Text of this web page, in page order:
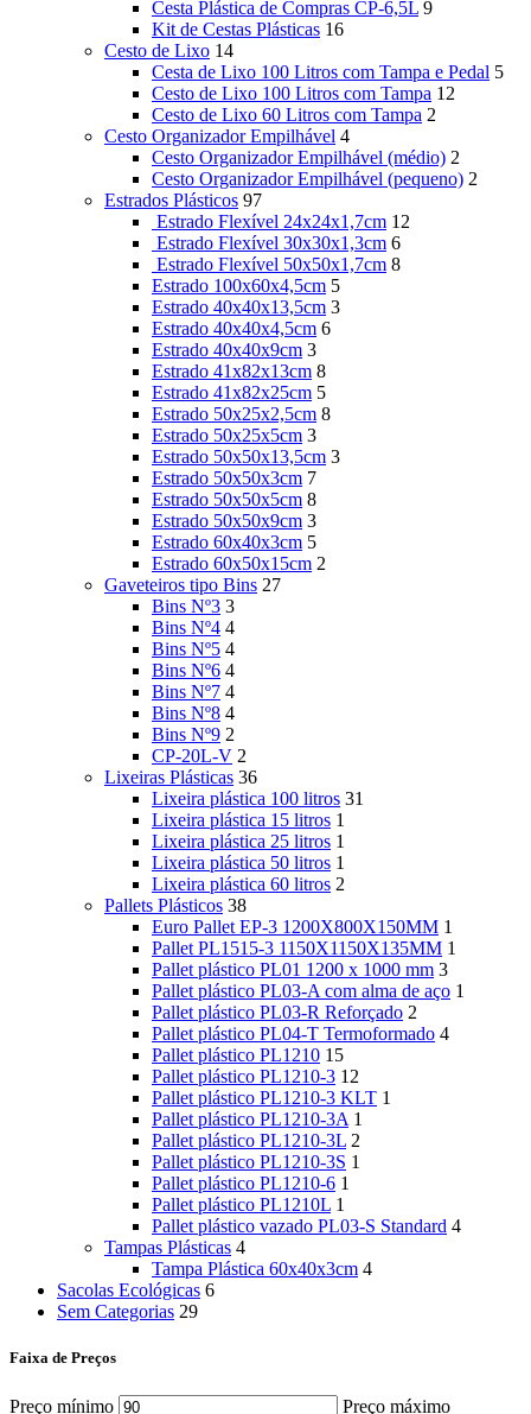
Cesta Plástica de Compras CP-6,5L 9
Kit de Cestas Plásticas 16
Cesto de Lixo 14
Cesta de Lixo 100 Litros com Tampa e Pedal 5
Cesto de Lixo 100 Litros com Tampa 12
Cesto de Lixo 60 Litros com Tampa 2
Cesto Organizador Empilhável 4
Cesto Organizador Empilhável (médio) 2
Cesto Organizador Empilhável (pequeno) 2
Estrados Plásticos 97
Estrado Flexível 24x24x1,7cm 12
Estrado Flexível 30x30x1,3cm 6
Estrado Flexível 50x50x1,7cm 8
Estrado 100x60x4,5cm 5
Estrado 40x40x13,5cm 3
Estrado 40x40x4,5cm 6
Estrado 40x40x9cm 3
Estrado 41x82x13cm 8
Estrado 41x82x25cm 5
Estrado 50x25x2,5cm 8
Estrado 50x25x5cm 3
Estrado 50x50x13,5cm 3
Estrado 50x50x3cm 7
Estrado 50x50x5cm 8
Estrado 50x50x9cm 3
Estrado 60x40x3cm 5
Estrado 60x50x15cm 2
Gaveteiros tipo Bins 27
Bins Nº3 3
Bins Nº4 4
Bins Nº5 4
Bins Nº6 4
Bins Nº7 4
Bins Nº8 4
Bins Nº9 2
CP-20L-V 2
Lixeiras Plásticas 36
Lixeira plástica 100 litros 31
Lixeira plástica 15 litros 1
Lixeira plástica 25 litros 1
Lixeira plástica 50 litros 1
Lixeira plástica 60 litros 2
Pallets Plásticos 38
Euro Pallet EP-3 1200X800X150MM 1
Pallet PL1515-3 1150X1150X135MM 1
Pallet plástico PL01 1200 x 1000 mm 3
Pallet plástico PL03-A com alma de aço 1
Pallet plástico PL03-R Reforçado 2
Pallet plástico PL04-T Termoformado 4
Pallet plástico PL1210 15
Pallet plástico PL1210-3 12
Pallet plástico PL1210-3 KLT 1
Pallet plástico PL1210-3A 1
Pallet plástico PL1210-3L 2
Pallet plástico PL1210-3S 1
Pallet plástico PL1210-6 1
Pallet plástico PL1210L 1
Pallet plástico vazado PL03-S Standard 4
Tampas Plásticas 4
Tampa Plástica 60x40x3cm 4
Sacolas Ecológicas 6
Sem Categorias 29
Faixa de Preços
Preço mínimo Preço máximo